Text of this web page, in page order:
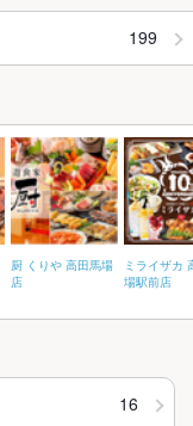
199
厨 くりや 高田馬場
店
ミライザカ
場駅前店
16